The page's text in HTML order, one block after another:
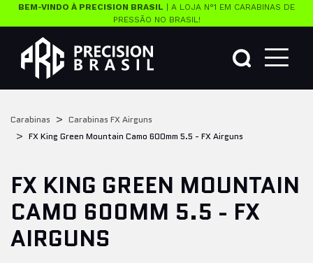
BEM-VINDO À PRECISION BRASIL | A LOJA N°1 EM CARABINAS DE
PRESSÃO NO BRASIL!
Carabinas
Carabinas FX Airguns
FX King Green Mountain Camo 600mm 5.5 - FX Airguns
FX KING GREEN MOUNTAIN
CAMO 600MM 5.5 - FX
AIRGUNS